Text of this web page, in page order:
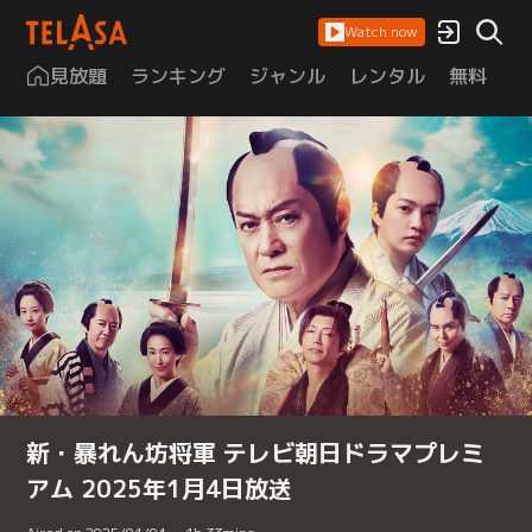
Watch now
見放題 ランキング ジャンル レンタル 無料
新・暴れん坊将軍 テレビ朝日ドラマプレミ
アム 2025年1月4日放送